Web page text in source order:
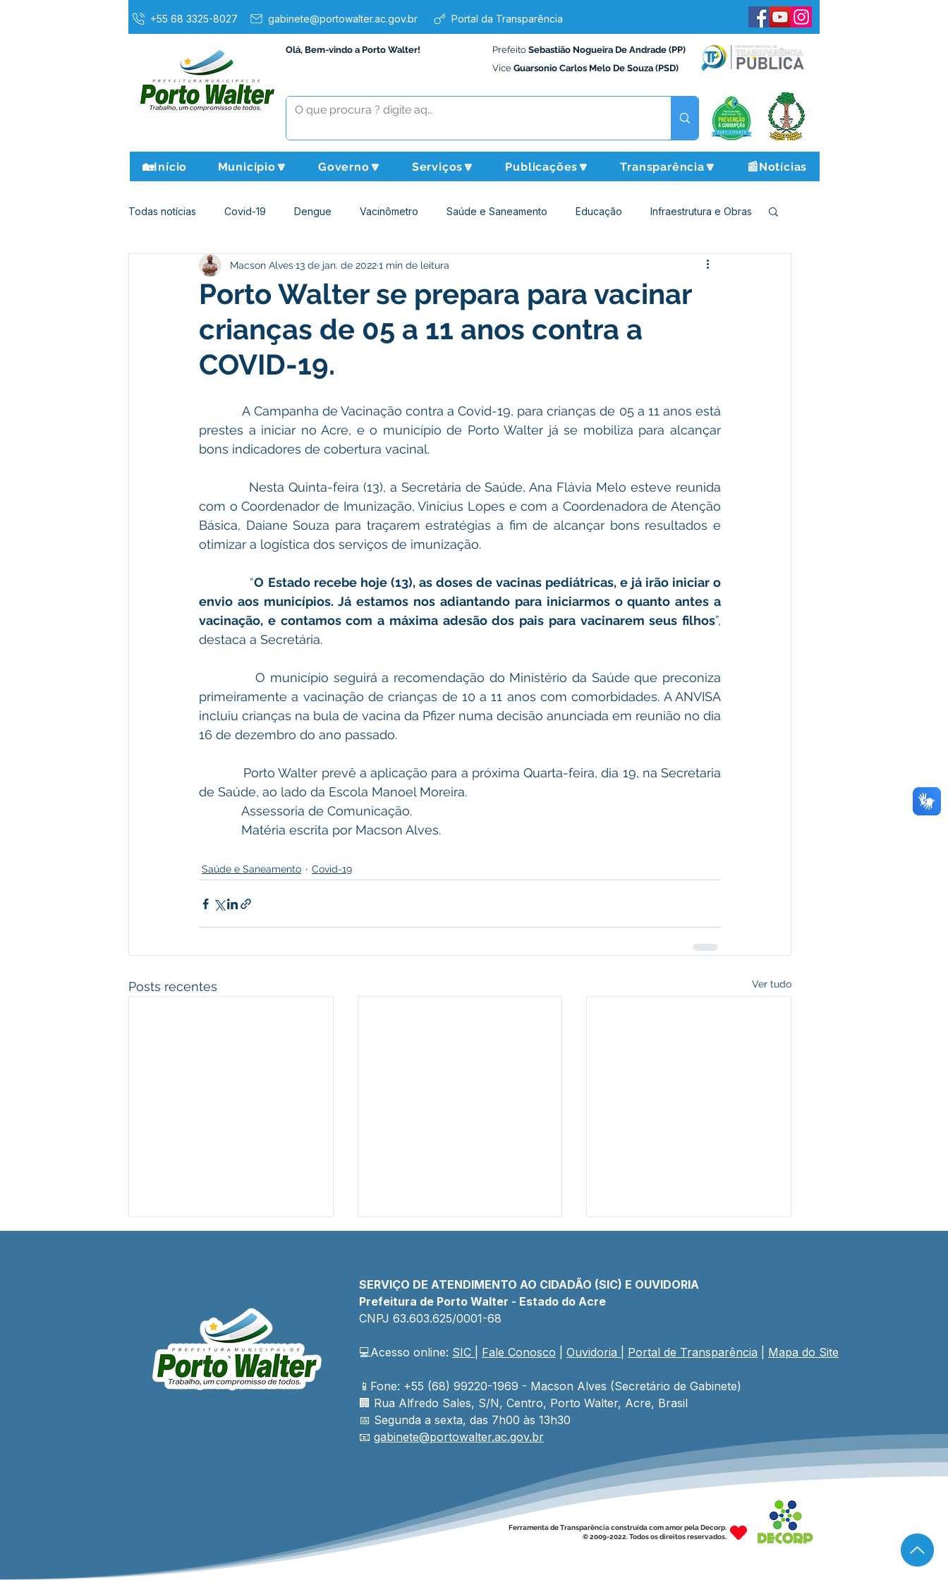
+55 68 3325-8027 gabinete@portowalter.ac.gov.br Portal da Transparência
Olá, Bem-vindo a Porto Walter! Prefeito Sebastião Nogueira De Andrade (PP)
Vice Guarsonio Carlos Melo De Souza (PSD)
🏡Início Município🔽 Governo🔽 Serviços🔽 Publicações🔽 Transparência🔽 📰Notícias
Todas notícias Covid-19 Dengue Vacinômetro Saúde e Saneamento Educação Infraestrutura e Obras
Agricultura e Meio Ambiente Assistência Social Desporto Cultura e Lazer
Institucional e Governo Políticas Públicas Nota de Pesar Campanhas Datas Comemorativas
Emenda Parlamentar
Licitações Leilão Eleições Festival do Milho Agricultura Limpeza pública Esporte
Saúde Aniversário da cidade
Porto Walter se prepara para vacinar
crianças de 05 a 11 anos contra a
COVID-19.
Macson Alves13 de jan. de 20221 min de leitura
            A Campanha de Vacinação contra a Covid-19, para crianças de 05 a 11 anos está
prestes a iniciar no Acre, e o município de Porto Walter já se mobiliza para alcançar
bons indicadores de cobertura vacinal.
com o Coordenador de Imunização, Vinícius Lopes e com a Coordenadora de Atenção
Básica, Daiane Souza para traçarem estratégias a fim de alcançar bons resultados e
otimizar a logística dos serviços de imunização.
            “
O Estado recebe hoje (13), as doses de vacinas pediátricas, e já irão iniciar o
envio aos municípios. Já estamos nos adiantando para iniciarmos o quanto antes a
vacinação, e contamos com a máxima adesão dos pais para vacinarem seus filhos”,
destaca a Secretária.
            O município seguirá a recomendação do Ministério da Saúde que preconiza
primeiramente a vacinação de crianças de 10 a 11 anos com comorbidades. A ANVISA
incluiu crianças na bula de vacina da Pfizer numa decisão anunciada em reunião no dia
16 de dezembro do ano passado.
de Saúde, ao lado da Escola Manoel Moreira.
            Assessoria de Comunicação.
            Matéria escrita por Macson Alves.
Saúde e Saneamento Covid-19
Posts recentes Ver tudo
Prefeito César anuncia
recuperação da UBS do
Besouro e reforça
Servidores da saúde
para combater desnutrição
infantil no SUS
Saúde vai atender 9
mais um itinerante nos rios
e igarapés do Alto Juruá.
SERVIÇO DE ATENDIMENTO AO CIDADÃO (SIC) E OUVIDORIA
Prefeitura de Porto Walter - Estado do Acre
CNPJ 63.603.625/0001-68
💻Acesso online: SIC Fale Conosco Ouvidoria Portal de Transparência Mapa do Site
📱Fone: +55 (68) 99220-1969 - Macson Alves (Secretário de Gabinete)
🏢 Rua Alfredo Sales, S/N, Centro, Porto Walter, Acre, Brasil
📅 Segunda a sexta, das 7h00 às 13h30
📧 gabinete@portowalter.ac.gov.br
Ferramenta de Transparência construída com amor pela Decorp.
© 2009-2022. Todos os direitos reservados.